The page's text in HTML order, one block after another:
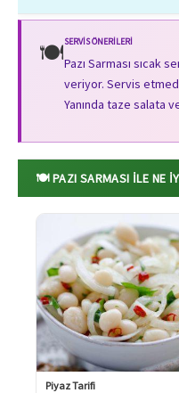
🍽️SERVIS ÖNERILERI
Pazı Sarması sıcak
veriyor. Servis
Yanında taze salata
🍽️ PAZI SARMASI ILE NE
Piyaz Tarifi